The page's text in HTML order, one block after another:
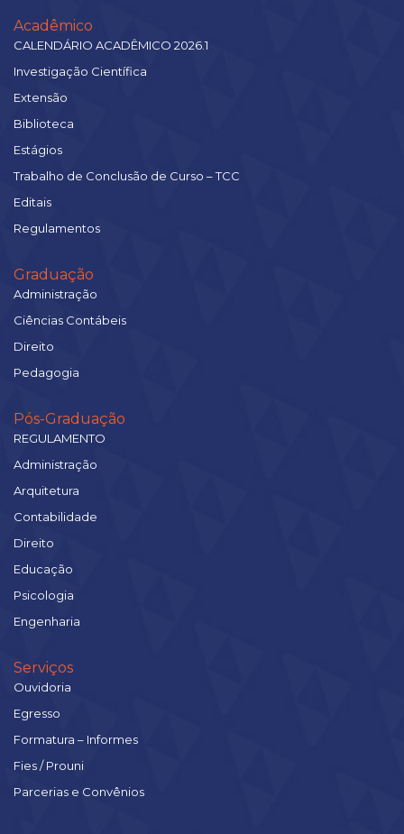
Acadêmico
CALENDÁRIO ACADÊMICO 2026.1
Investigação Científica
Extensão
Biblioteca
Estágios
Trabalho de Conclusão de Curso – TCC
Editais
Regulamentos
Graduação
Administração
Ciências Contábeis
Direito
Pedagogia
Pós-Graduação
REGULAMENTO
Administração
Arquitetura
Contabilidade
Direito
Educação
Psicologia
Engenharia
Serviços
Ouvidoria
Egresso
Formatura – Informes
Fies / Prouni
Parcerias e Convênios